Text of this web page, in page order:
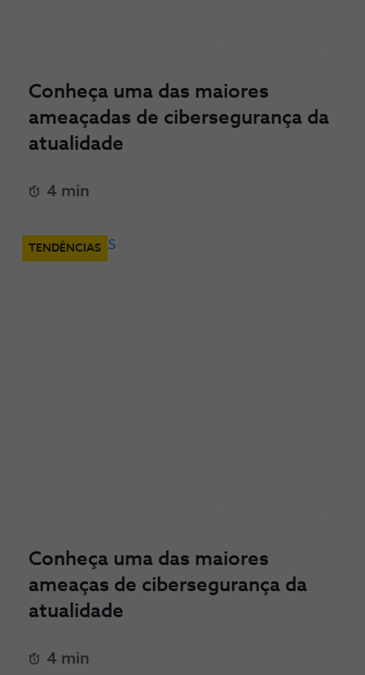
Conheça uma das maiores
ameaçadas de cibersegurança da
atualidade
4 min
TENDÊNCIAS
Conheça uma das maiores
ameaças de cibersegurança da
atualidade
4 min